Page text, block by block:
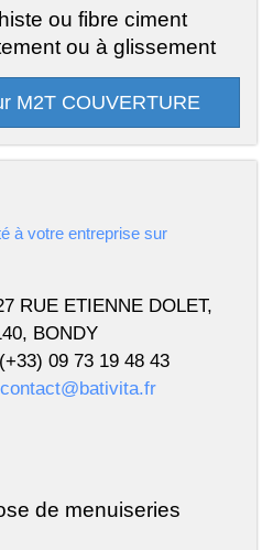
ou fibre ciment
ou à glissement
M2T COUVERTURE
à votre entreprise sur
RUE ETIENNE DOLET,
BONDY
(+33) 09 73 19 48 43
contact@bativita.fr
de menuiseries